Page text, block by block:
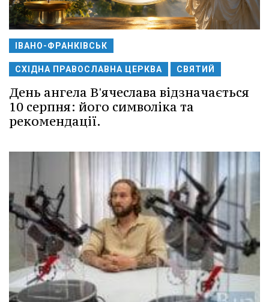
ІВАНО-ФРАНКІВСЬК
СХІДНА ПРАВОСЛАВНА ЦЕРКВА СВЯТИЙ
День ангела В'ячеслава відзначається
10 серпня: його символіка та
рекомендації.